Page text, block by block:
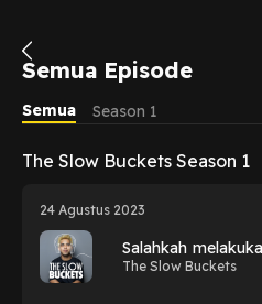
Semua Episode
Semua
Season 1
The Slow Buckets Season 1
24 Agustus 2023
Salahkah
The Slow Buckets